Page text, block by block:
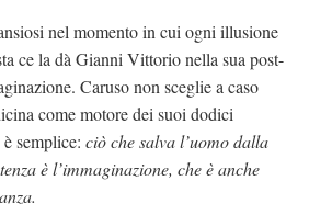
nel momento in cui ogni illusione
ce la dà Gianni Vittorio nella sua post-
Caruso non sceglie a caso
come motore dei suoi dodici
semplice: ciò che salva l’uomo dalla
è l’immaginazione, che è anche